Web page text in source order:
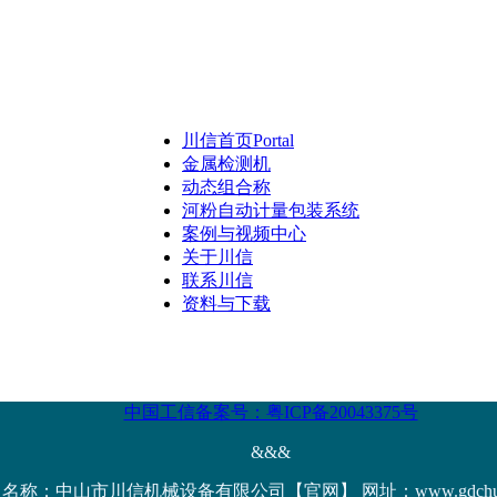
川信首页Portal
金属检测机
动态组合称
河粉自动计量包装系统
案例与视频中心
关于川信
联系川信
资料与下载
中国工信备案号：粤ICP备20043375号
&&&
称：中山市川信机械设备有限公司【官网】 网址：